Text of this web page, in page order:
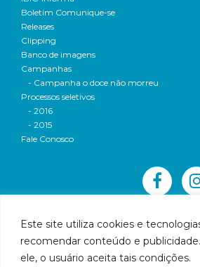
Este site utiliza cookies e
recomendar conteúdo e
ele, o usuário aceita tais condições.
Boletim Comunique-se
Releases
Clipping
Banco de imagens
Campanhas
- Campanha o doce não morreu
Processos seletivos
- 2016
- 2015
Fale Conosco
© 2016 CBH-Doce -